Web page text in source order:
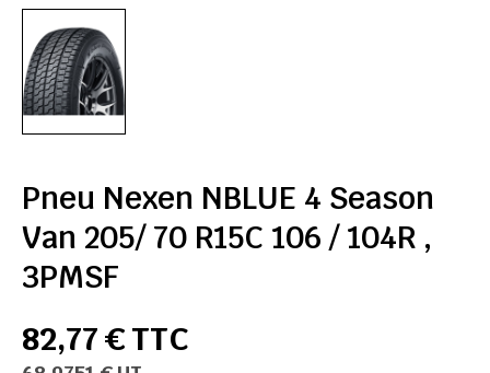
Pneu Nexen NBLUE 4 Season
Van 205/ 70 R15C 106 / 104R ,
3PMSF
82,77 € TTC